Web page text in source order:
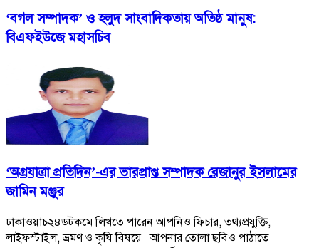
‘বগল সম্পাদক’ ও হলুদ সাংবাদিকতায় অতিষ্ঠ মানুষ:
বিএফইউজে মহাসচিব
‘অগ্রযাত্রা প্রতিদিন’-এর ভারপ্রাপ্ত সম্পাদক রেজানুর ইসলামের
জামিন মঞ্জুর
ঢাকাওয়াচ২৪ডটকমে লিখতে পারেন আপনিও ফিচার, তথ্যপ্রযুক্তি,
লাইফস্টাইল, ভ্রমণ ও কৃষি বিষয়ে। আপনার তোলা ছবিও পাঠাতে